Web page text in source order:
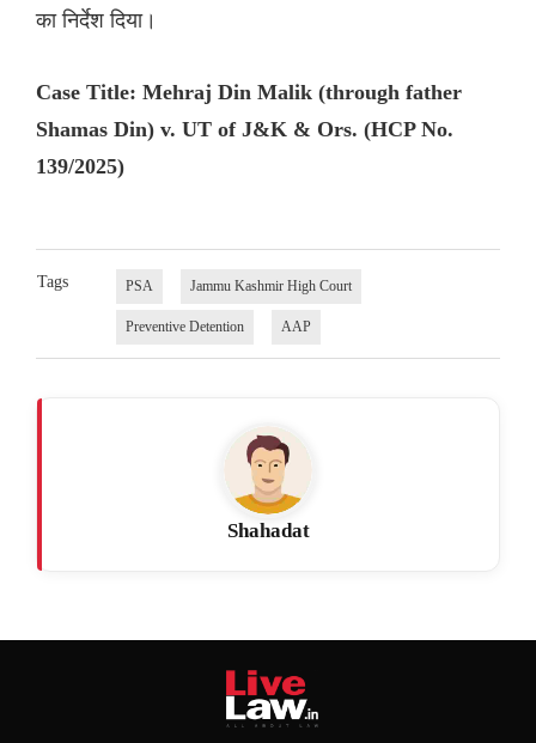
का निर्देश दिया।
Case Title: Mehraj Din Malik (through father
Shamas Din) v. UT of J&K & Ors. (HCP No.
139/2025)
Tags PSA Jammu Kashmir High Court
Preventive Detention AAP
Shahadat